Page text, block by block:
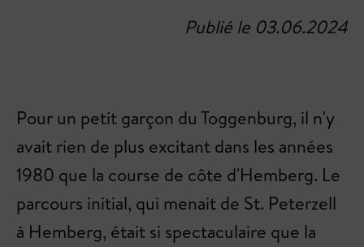
Publié le 03.06.2024
Pour un petit garçon du Toggenburg, il n'y
avait rien de plus excitant dans les années
1980 que la course de côte d'Hemberg. Le
parcours initial, qui menait de St. Peterzell
à Hemberg, était si spectaculaire que la